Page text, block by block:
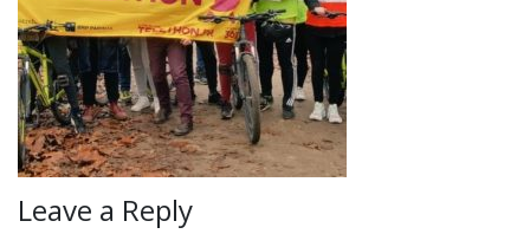
Leave a Reply